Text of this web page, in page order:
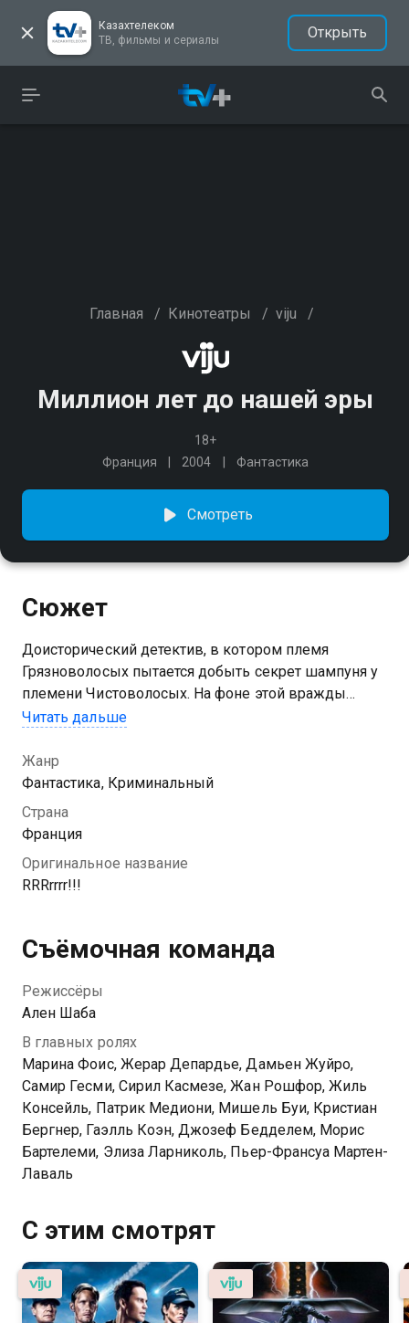
Казахтелеком
ТВ, фильмы и сериалы
Открыть
Главная / Кинотеатры / viju /
Миллион лет до нашей эры
18+
Франция
2004 Фантастика
Смотреть
Сюжет
Доисторический детектив, в котором племя
Грязноволосых пытается добыть секрет шампуня у
племени Чистоволосых. На фоне этой вражды
произойдёт первая в истории гибель человека от
Читать дальше
Жанр
Фантастика, Криминальный
Страна
Франция
Оригинальное название
RRRrrrr!!!
Съёмочная команда
Режиссёры
Ален Шаба
В главных ролях
Марина Фоис, Жерар Депардье, Дамьен Жуйро,
Самир Гесми, Сирил Касмезе, Жан Рошфор, Жиль
Консейль, Патрик Медиони, Мишель Буи, Кристиан
Бергнер, Гаэлль Коэн, Джозеф Бедделем, Морис
Бартелеми, Элиза Ларниколь, Пьер-Франсуа Мартен-
Лаваль
С этим смотрят